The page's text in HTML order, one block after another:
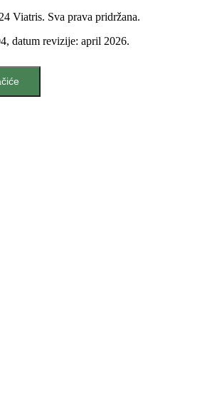
Viatris. Sva prava pridržana.
datum revizije: april 2026.